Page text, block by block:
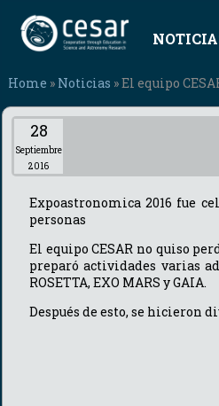
Home » Noticias » El equipo
28
Septiembre
2016
Expoastronomica 2016 fue
personas
El equipo CESAR no quiso
preparó actividades varias
ROSETTA, EXO MARS y GAIA.
Después de esto, se hicieron